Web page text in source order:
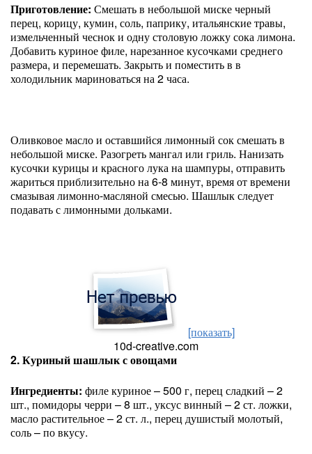
Приготовление: Смешать в небольшой миске черный
перец, корицу, кумин, соль, паприку, итальянские травы,
измельченный чеснок и одну столовую ложку сока лимона.
Добавить куриное филе, нарезанное кусочками среднего
размера, и перемешать. Закрыть и поместить в в
холодильник мариноваться на 2 часа.
Оливковое масло и оставшийся лимонный сок смешать в
небольшой миске. Разогреть мангал или гриль. Нанизать
кусочки курицы и красного лука на шампуры, отправить
жариться приблизительно на 6-8 минут, время от времени
смазывая лимонно-масляной смесью. Шашлык следует
подавать с лимонными дольками.
[показать]
10d-creative.com
2. Куриный шашлык с овощами
Ингредиенты: филе куриное – 500 г, перец сладкий – 2
шт., помидоры черри – 8 шт., уксус винный – 2 ст. ложки,
масло растительное – 2 ст. л., перец душистый молотый,
соль – по вкусу.